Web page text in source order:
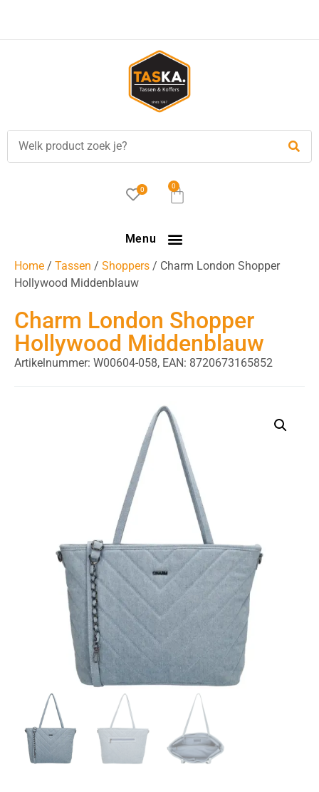
besteld, is vandaag verzonden!
0 0
Menu
Home / Tassen / Shoppers / Charm London Shopper
Hollywood Middenblauw
Charm London Shopper
Hollywood Middenblauw
Artikelnummer: W00604-058, EAN: 8720673165852